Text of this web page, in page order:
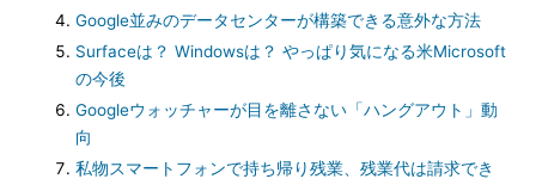
Google並みのデータセンターが構築できる意外な方法
Surfaceは？ Windowsは？ やっぱり気になる米Microsoft
の今後
Googleウォッチャーが目を離さない「ハングアウト」動
向
私物スマートフォンで持ち帰り残業、残業代は請求でき